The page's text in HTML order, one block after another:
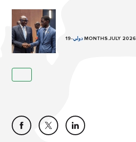
دولي- 19 MONTHS.JULY 2026